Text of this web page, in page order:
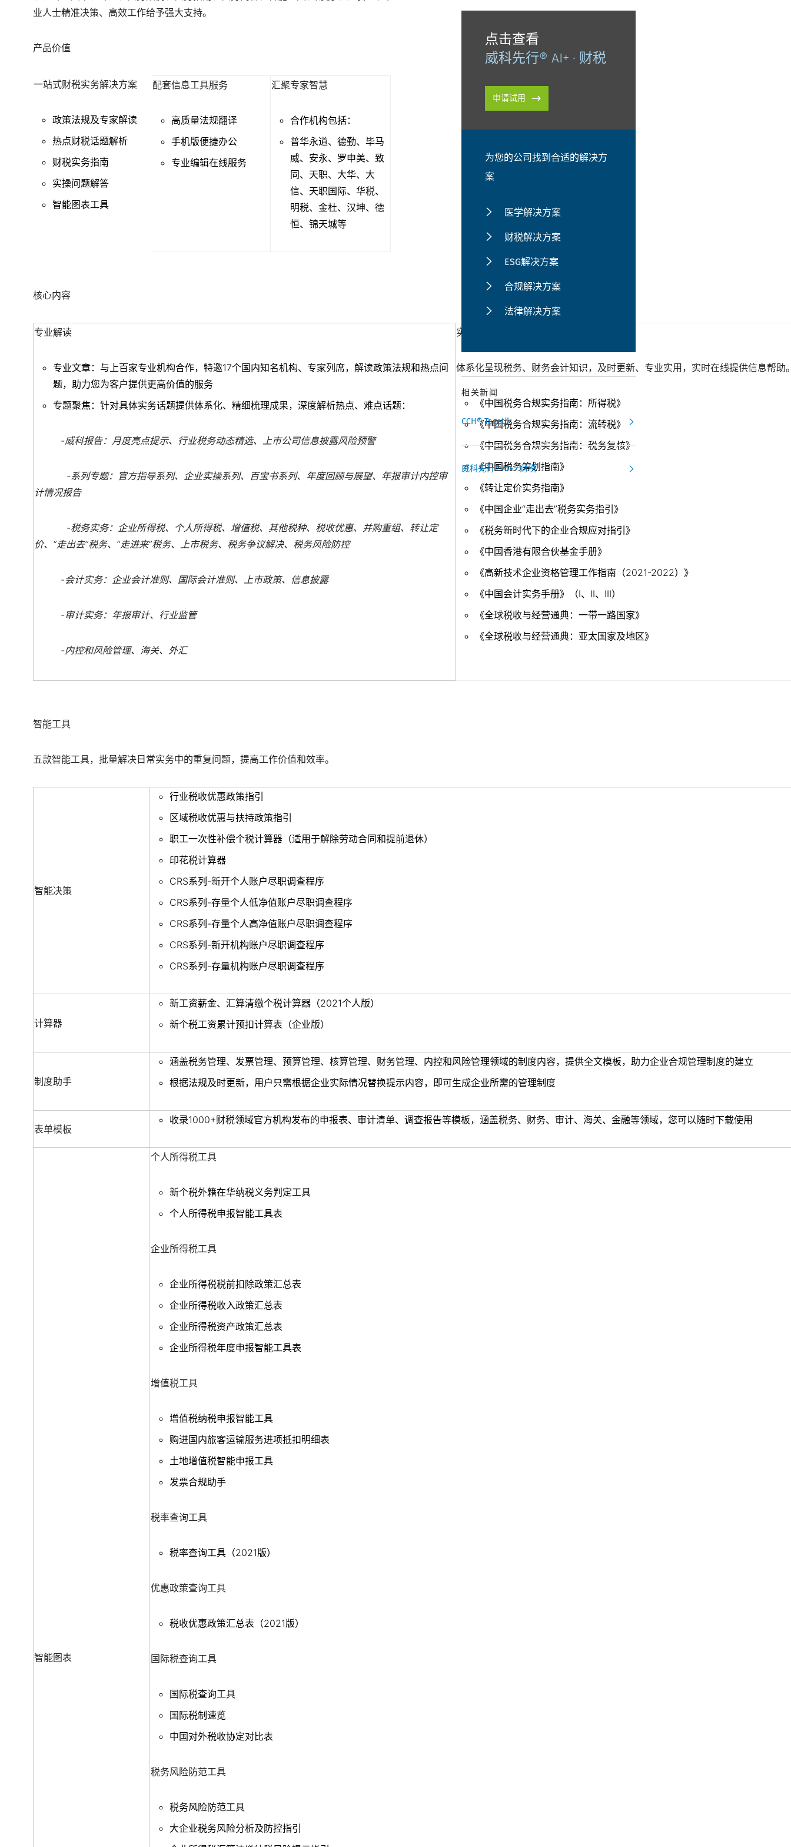
业人士精准决策、高效工作给予强大支持。
产品价值
一站式财税实务解决方案
政策法规及专家解读
热点财税话题解析
财税实务指南
实操问题解答
智能图表工具
配套信息工具服务
高质量法规翻译
手机版便捷办公
专业编辑在线服务
汇聚专家智慧
合作机构包括：
普华永道、德勤、毕马
威、安永、罗申美、致
同、天职、大华、大
信、天职国际、华税、
明税、金杜、汉坤、德
恒、锦天城等
核心内容
专业解读
专业文章：与上百家专业机构合作，特邀17个国内知名机构、专家列席，解读政策法规和热点问
题，助力您为客户提供更高价值的服务
专题聚焦：针对具体实务话题提供体系化、精细梳理成果，深度解析热点、难点话题：
-威科报告：月度亮点提示、行业税务动态精选、上市公司信息披露风险预警
-系列专题：官方指导系列、企业实操系列、百宝书系列、年度回顾与展望、年报审计内控审
计情况报告
-税务实务：企业所得税、个人所得税、增值税、其他税种、税收优惠、并购重组、转让定
价、 “走出去”税务、 “走进来”税务、上市税务、税务争议解决、税务风险防控
-会计实务：企业会计准则、国际会计准则、上市政策、信息披露
-审计实务：年报审计、行业监管
-内控和风险管理、海关、外汇
实务指南
体系化呈现税务、财务会计知识，及时更新、专业实用，实时在线提供信息帮助
《中国税务合规实务指南：所得税》
《中国税务合规实务指南：流转税》
《中国税务合规实务指南：税务复核》
《中国税务筹划指南》
《转让定价实务指南》
《中国企业“走出去”税务实务指引》
《税务新时代下的企业合规应对指引》
《中国香港有限合伙基金手册》
《高新技术企业资格管理工作指南（2021-2022）》
《中国会计实务手册》（I、II、III）
《全球税收与经营通典：一带一路国家》
《全球税收与经营通典：亚太国家及地区》
智能工具
五款智能工具，批量解决日常实务中的重复问题，提高工作价值和效率。
智能决策
行业税收优惠政策指引
区域税收优惠与扶持政策指引
职工一次性补偿个税计算器（适用于解除劳动合同和提前退休）
印花税计算器
CRS系列-新开个人账户尽职调查程序
CRS系列-存量个人低净值账户尽职调查程序
CRS系列-存量个人高净值账户尽职调查程序
CRS系列-新开机构账户尽职调查程序
CRS系列-存量机构账户尽职调查程序
计算器
新工资薪金、汇算清缴个税计算器（2021个人版）
新个税工资累计预扣计算表（企业版）
制度助手
涵盖税务管理、发票管理、预算管理、核算管理、财务管理、内控和风险管理领域的制度内容，提供全文模板，助力企业合规管理制度的建立
根据法规及时更新，用户只需根据企业实际情况替换提示内容，即可生成企业所需的管理制度
表单模板
收录1000+财税领域官方机构发布的申报表、审计清单、调查报告等模板，涵盖税务、财务、审计、海关、金融等领域，您可以随时下载使用
智能图表
个人所得税工具
新个税外籍在华纳税义务判定工具
个人所得税申报智能工具表
企业所得税工具
企业所得税税前扣除政策汇总表
企业所得税收入政策汇总表
企业所得税资产政策汇总表
企业所得税年度申报智能工具表
增值税工具
增值税纳税申报智能工具
购进国内旅客运输服务进项抵扣明细表
土地增值税智能申报工具
发票合规助手
税率查询工具
税率查询工具（2021版）
优惠政策查询工具
税收优惠政策汇总表（2021版）
国际税查询工具
国际税查询工具
国际税制速览
中国对外税收协定对比表
税务风险防范工具
税务风险防范工具
大企业税务风险分析及防控指引
点击查看
威科先行® AI+ · 财税
申请试用
为您的公司找到合适的解决方
案
医学解决方案
财税解决方案
ESG解决方案
合规解决方案
法律解决方案
相关新闻
CCH® Tagetik
威科先行® AI+ · 财税